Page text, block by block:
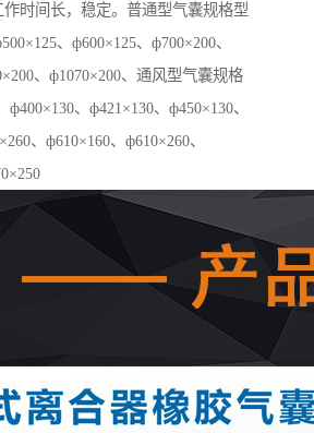
时间长，稳定。普通型气囊规格型
、ф600×125、ф700×200、
、ф1070×200、通风型气囊规格
、ф421×130、ф450×130、
、ф610×160、ф610×260、